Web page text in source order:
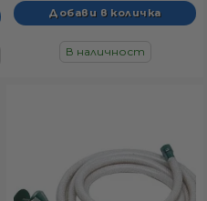
В наличност